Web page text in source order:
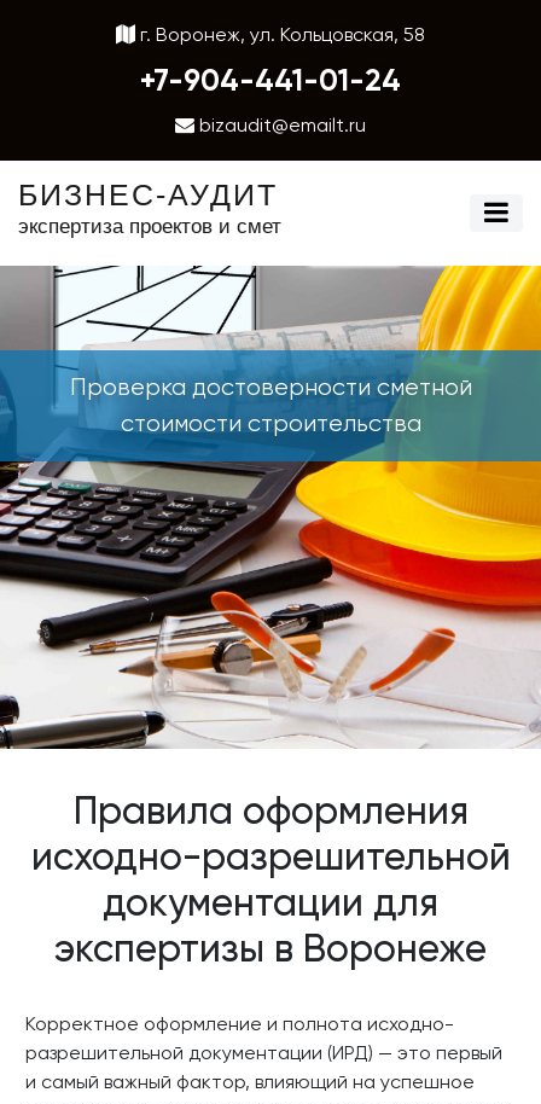
г. Воронеж, ул. Кольцовская, 58
+7-904-441-01-24
bizaudit@emailt.ru
БИЗНЕС-АУДИТ
экспертиза проектов и смет
Проверка достоверности сметной
стоимости строительства
Правила оформления
исходно-разрешительной
документации для
экспертизы в Воронеже
Корректное оформление и полнота исходно-
разрешительной документации (ИРД) — это первый
и самый важный фактор, влияющий на успешное